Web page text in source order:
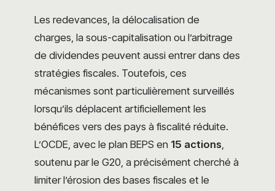
Les redevances, la délocalisation de
charges, la sous-capitalisation ou l’arbitrage
de dividendes peuvent aussi entrer dans des
stratégies fiscales. Toutefois, ces
mécanismes sont particulièrement surveillés
lorsqu’ils déplacent artificiellement les
bénéfices vers des pays à fiscalité réduite.
L’OCDE, avec le plan BEPS en 15 actions,
soutenu par le G20, a précisément cherché à
limiter l’érosion des bases fiscales et le